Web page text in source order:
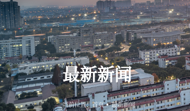
最新新闻
当前位置：首页 最新新闻